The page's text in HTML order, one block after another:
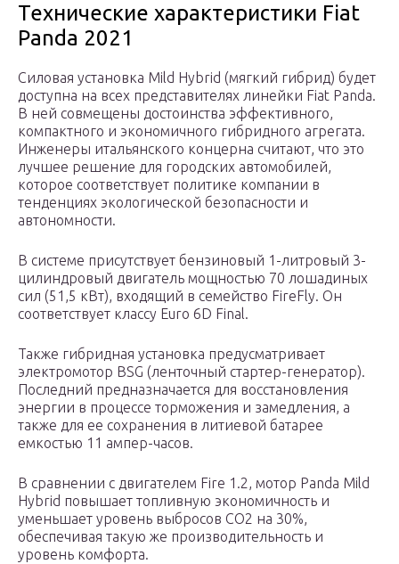
Технические характеристики Fiat
Panda 2021
Силовая установка Mild Hybrid (мягкий гибрид) будет
доступна на всех представителях линейки Fiat Panda.
В ней совмещены достоинства эффективного,
компактного и экономичного гибридного агрегата.
Инженеры итальянского концерна считают, что это
лучшее решение для городских автомобилей,
которое соответствует политике компании в
тенденциях экологической безопасности и
автономности.
В системе присутствует бензиновый 1-литровый 3-
цилиндровый двигатель мощностью 70 лошадиных
сил (51,5 кВт), входящий в семейство FireFly. Он
соответствует классу Euro 6D Final.
Также гибридная установка предусматривает
электромотор BSG (ленточный стартер-генератор).
Последний предназначается для восстановления
энергии в процессе торможения и замедления, а
также для ее сохранения в литиевой батарее
емкостью 11 ампер-часов.
В сравнении с двигателем Fire 1.2, мотор Panda Mild
Hybrid повышает топливную экономичность и
уменьшает уровень выбросов CO2 на 30%,
обеспечивая такую же производительность и
уровень комфорта.